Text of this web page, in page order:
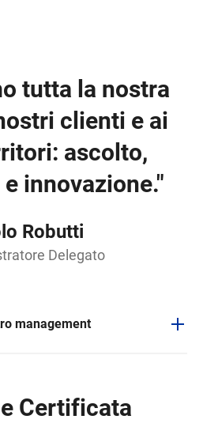
tutta la nostra
clienti e ai
ascolto,
innovazione."
Robutti
Delegato
management
Certificata